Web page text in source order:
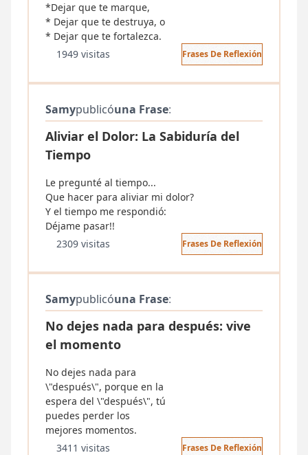
*Dejar que te marque,
* Dejar que te destruya, o
* Dejar que te fortalezca.
1949 visitas
Frases De Reflexión
Samypublicóuna Frase:
Aliviar el Dolor: La Sabiduría del
Tiempo
Le pregunté al tiempo...
Que hacer para aliviar mi dolor?
Y el tiempo me respondió:
Déjame pasar!!
2309 visitas
Frases De Reflexión
Samypublicóuna Frase:
No dejes nada para después: vive
el momento
No dejes nada para
\"después\", porque en la
espera del \"después\", tú
puedes perder los
mejores momentos.
3411 visitas
Frases De Reflexión